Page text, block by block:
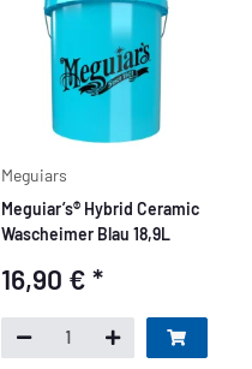
Meguiars
Meguiar’s® Hybrid Ceramic
Wascheimer Blau 18,9L
16,90 € *